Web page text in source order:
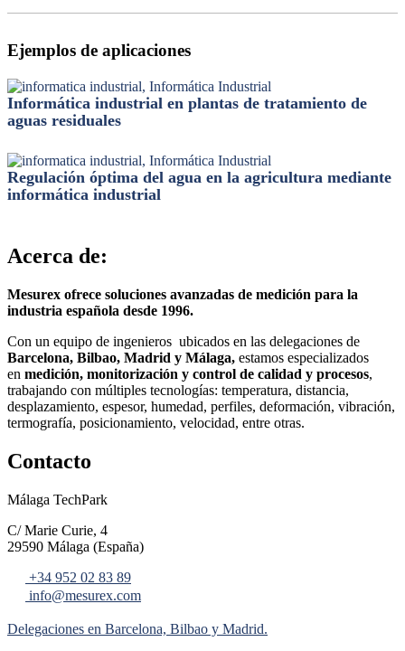
Ejemplos de aplicaciones
Informática industrial en plantas de tratamiento de
aguas residuales
Regulación óptima del agua en la agricultura mediante
informática industrial
Acerca de:
Mesurex ofrece soluciones avanzadas de medición para la
industria española desde 1996.
Con un equipo de ingenieros ubicados en las delegaciones de
Barcelona, Bilbao, Madrid y Málaga, estamos especializados
en medición, monitorización y control de calidad y procesos,
trabajando con múltiples tecnologías: temperatura, distancia,
desplazamiento, espesor, humedad, perfiles, deformación, vibración,
termografía, posicionamiento, velocidad, entre otras.
Contacto
Málaga TechPark
C/ Marie Curie, 4
29590 Málaga (España)
+34 952 02 83 89
info@mesurex.com
Delegaciones en Barcelona, Bilbao y Madrid.